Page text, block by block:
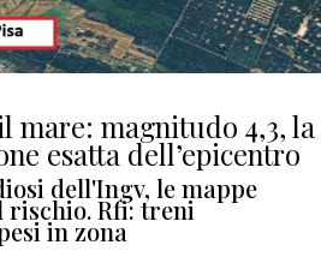
mare: magnitudo 4,3, la
esatta dell’epicentro
dell'Ingv, le mappe
rischio. Rfi: treni
in zona